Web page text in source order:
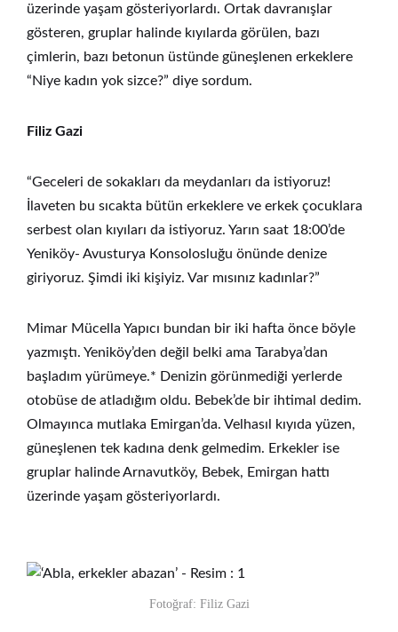
üzerinde yaşam gösteriyorlardı. Ortak davranışlar
gösteren, gruplar halinde kıyılarda görülen, bazı
çimlerin, bazı betonun üstünde güneşlenen erkeklere
“Niye kadın yok sizce?” diye sordum.
Filiz Gazi
“Geceleri de sokakları da meydanları da istiyoruz!
İlaveten bu sıcakta bütün erkeklere ve erkek çocuklara
serbest olan kıyıları da istiyoruz. Yarın saat 18:00’de
Yeniköy- Avusturya Konsolosluğu önünde denize
giriyoruz. Şimdi iki kişiyiz. Var mısınız kadınlar?”
Mimar Mücella Yapıcı bundan bir iki hafta önce böyle
yazmıştı. Yeniköy’den değil belki ama Tarabya’dan
başladım yürümeye.* Denizin görünmediği yerlerde
otobüse de atladığım oldu. Bebek’de bir ihtimal dedim.
Olmayınca mutlaka Emirgan’da. Velhasıl kıyıda yüzen,
güneşlenen tek kadına denk gelmedim. Erkekler ise
gruplar halinde Arnavutköy, Bebek, Emirgan hattı
üzerinde yaşam gösteriyorlardı.
Fotoğraf: Filiz Gazi